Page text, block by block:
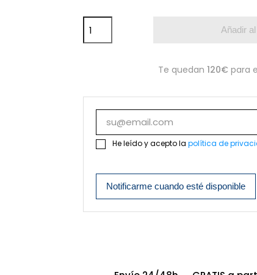
Añadir
Te quedan 120€ para
He leído y acepto la política de
Notificarme cuando esté disponible